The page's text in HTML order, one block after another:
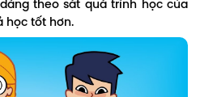
theo sát quá trình học của
học tốt hơn.